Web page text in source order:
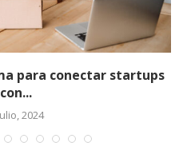
para conectar startups
con...
2024